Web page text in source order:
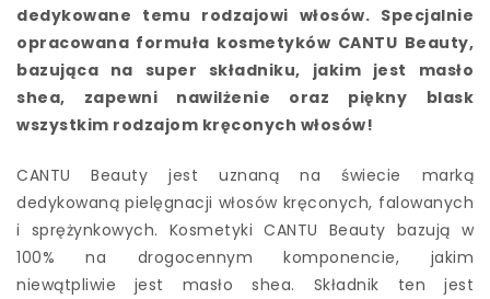
dedykowane temu rodzajowi włosów. Specjalnie
opracowana formuła kosmetyków CANTU Beauty,
bazująca na super składniku, jakim jest masło
shea, zapewni nawilżenie oraz piękny blask
wszystkim rodzajom kręconych włosów!
CANTU Beauty jest uznaną na świecie marką
dedykowaną pielęgnacji włosów kręconych, falowanych
i sprężynkowych. Kosmetyki CANTU Beauty bazują w
100% na drogocennym komponencie, jakim
niewątpliwie jest masło shea. Składnik ten jest